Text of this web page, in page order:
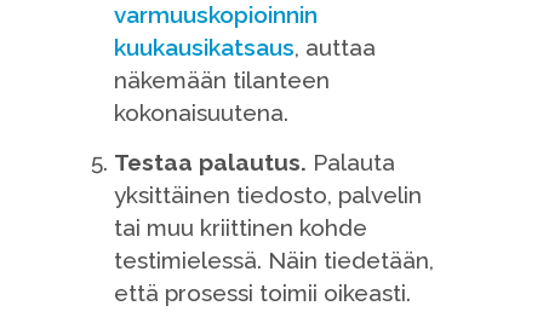
varmuuskopioinnin
kuukausikatsaus, auttaa
näkemään tilanteen
kokonaisuutena.
Testaa palautus. Palauta
yksittäinen tiedosto, palvelin
tai muu kriittinen kohde
testimielessä. Näin tiedetään,
että prosessi toimii oikeasti.